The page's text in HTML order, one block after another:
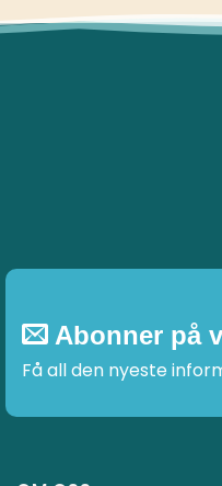
Abonner på
Få all den nyeste